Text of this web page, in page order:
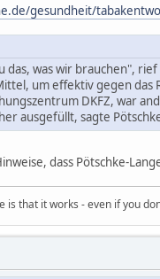
gesundheit/
das, was wir brauchen",
um effektiv gegen
DKFZ, war
ausgefüllt, sagte
dass Pötschke-
is that it works - even if you